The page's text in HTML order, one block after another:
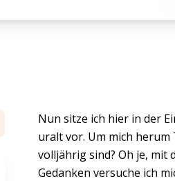
Nun sitze ich hier in der
uralt vor. Um mich
volljährig sind? Oh je, mit
Gedanken versuche ich